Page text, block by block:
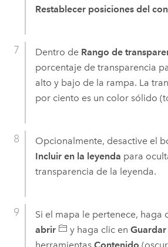
Restablecer posiciones del
Dentro de Rango de
porcentaje de transparencia
alto y bajo de la rampa. La
por ciento es un color sólido
Opcionalmente, desactive el
Incluir en la leyenda para
transparencia de la leyenda.
Si el mapa le pertenece, haga
abrir
y haga clic en Guardar